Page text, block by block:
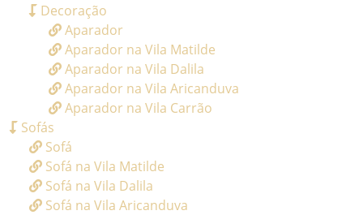
Decoração
Aparador
Aparador na Vila Matilde
Aparador na Vila Dalila
Aparador na Vila Aricanduva
Aparador na Vila Carrão
Sofás
Sofá
Sofá na Vila Matilde
Sofá na Vila Dalila
Sofá na Vila Aricanduva